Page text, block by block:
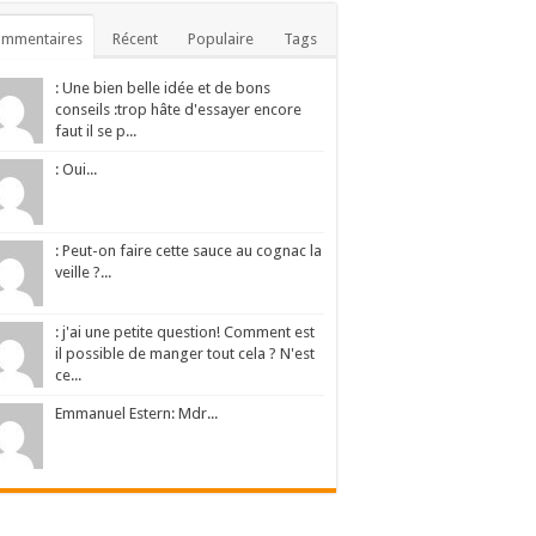
Récent Populaire Tags
: Une bien belle idée et de bons
conseils :trop hâte d'essayer encore
faut il se p...
: Oui...
: Peut-on faire cette sauce au cognac la
veille ?...
: j'ai une petite question! Comment est
il possible de manger tout cela ? N'est
ce...
Emmanuel Estern: Mdr...